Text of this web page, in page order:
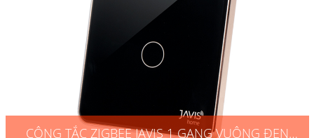
CÔNG TẮC ZIGBEE JAVIS 1 GANG VUÔNG ĐEN